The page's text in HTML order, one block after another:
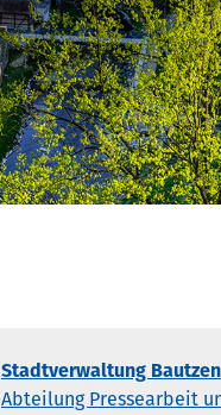
Stadtverwaltung Bautzen
Abteilung Pressearbeit